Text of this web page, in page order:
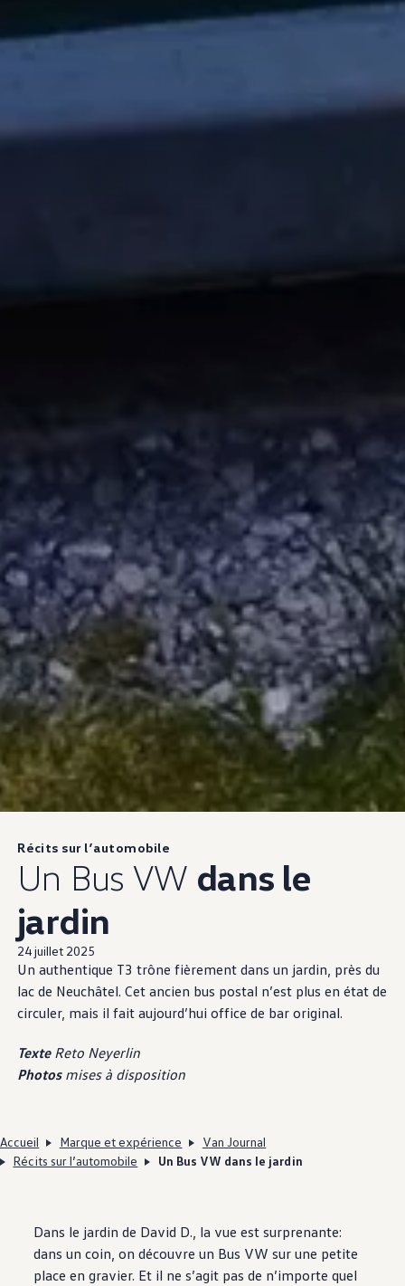
Récits sur l’automobile
Un Bus VW dans le
jardin
24 juillet 2025
Un authentique T3 trône fièrement dans un jardin, près du
lac de Neuchâtel. Cet ancien bus postal n’est plus en état de
circuler, mais il fait aujourd’hui office de bar original.
TexteReto Neyerlin
Photosmises à disposition
Accueil Marque et expérience
Van Journal
Récits sur l’automobile
Un Bus VW dans le jardin
Dans le jardin de David D., la vue est surprenante:
dans un coin, on découvre un Bus VW sur une petite
place en gravier. Et il ne s’agit pas de n’importe quel